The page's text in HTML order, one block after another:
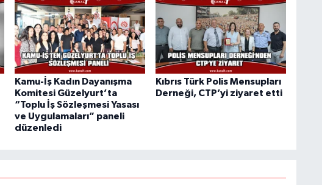
Kamu-İş Kadın Dayanışma
Komitesi Güzelyurt’ta
“Toplu İş Sözleşmesi Yasası
ve Uygulamaları” paneli
düzenledi
Kıbrıs Türk Polis Mensupları
Derneği, CTP’yi ziyaret etti